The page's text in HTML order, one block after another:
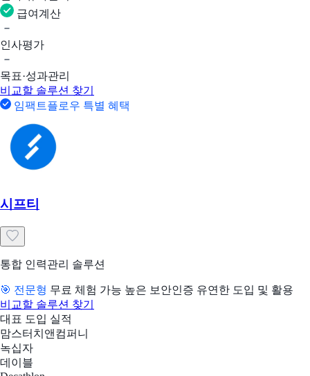
급여계산
인사평가
목표·성과관리
비교할 솔루션 찾기
임팩트플로우 특별 혜택
시프티
통합 인력관리 솔루션
🎯 전문형 무료 체험 가능 높은 보안인증 유연한 도입 및 활용
비교할 솔루션 찾기
대표 도입 실적
맘스터치앤컴퍼니
녹십자
데이블